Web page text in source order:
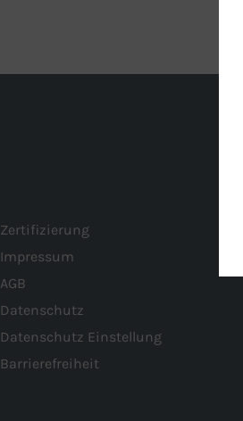
Zertifizierung
Impressum
AGB
Datenschutz
Datenschutz Einstellung
Barrierefreiheit